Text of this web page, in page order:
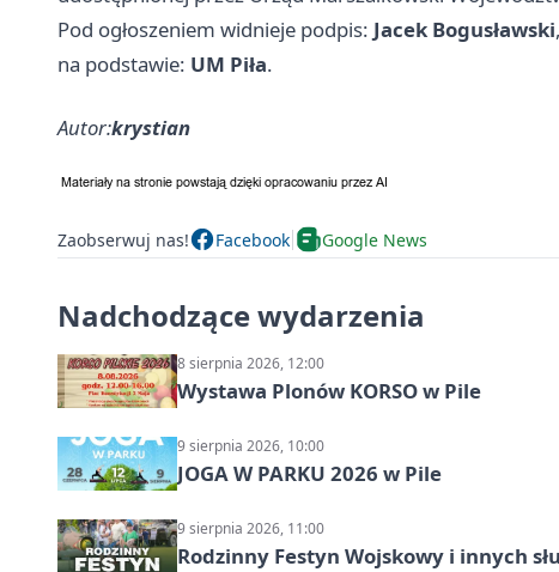
Pod ogłoszeniem widnieje podpis: Jacek Bogusławski
na podstawie: UM Piła.
Autor:krystian
Zaobserwuj nas! Facebook Google News
Nadchodzące wydarzenia
8 sierpnia 2026, 12:00
Wystawa Plonów KORSO w Pile
9 sierpnia 2026, 10:00
JOGA W PARKU 2026 w Pile
9 sierpnia 2026, 11:00
Rodzinny Festyn Wojskowy i innych